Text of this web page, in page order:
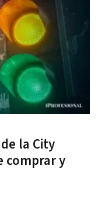
la City
comprar y